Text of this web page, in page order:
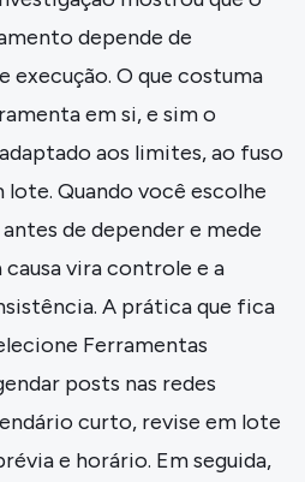
depende de
execução. O que costuma
em si, e sim o
aos limites, ao fuso
lote. Quando você escolhe
de depender e mede
vira controle e a
A prática que fica
Ferramentas
posts nas redes
curto, revise em lote
e horário. Em seguida,